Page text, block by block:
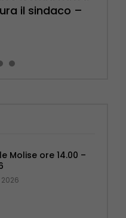
il sindaco –
l’osteoporosi
e servizi di
organici
–
Molise ore 14.00 –
2026